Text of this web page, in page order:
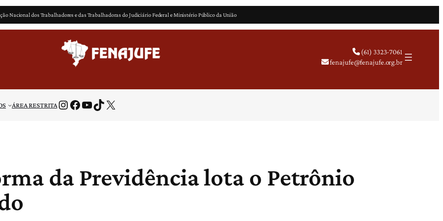
Nacional dos Trabalhadores e das Trabalhadoras do Judiciário Federal e Ministério Público da União
(61) 3323-7061
fenajufe@fenajufe.org.br
ÁREA RESTRITAInstagram Facebook Youtube TikTok X
da Previdência lota o Petrônio